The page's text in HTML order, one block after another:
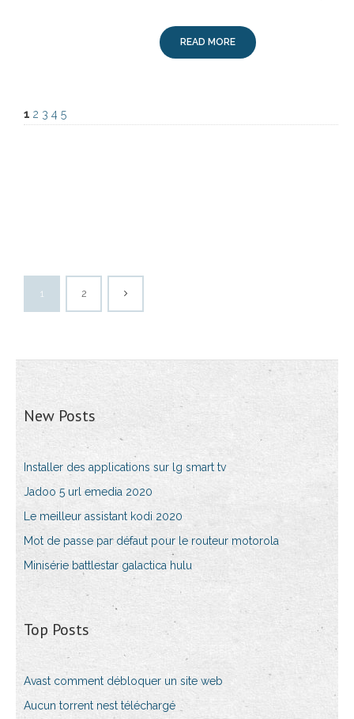
READ MORE
1 2 3 4 5
1 2
New Posts
Installer des applications sur lg smart tv
Jadoo 5 url emedia 2020
Le meilleur assistant kodi 2020
Mot de passe par défaut pour le routeur motorola
Minisérie battlestar galactica hulu
Top Posts
Avast comment débloquer un site web
Aucun torrent nest téléchargé